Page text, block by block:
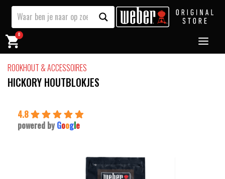
0
ROOKHOUT & ACCESSOIRES
HICKORY HOUTBLOKJES
4.8
powered by Google